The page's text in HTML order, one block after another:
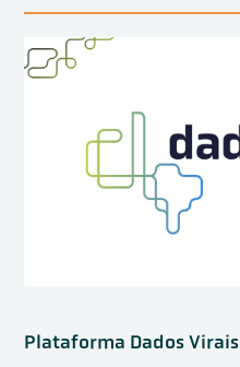
Plataforma Dados Virais